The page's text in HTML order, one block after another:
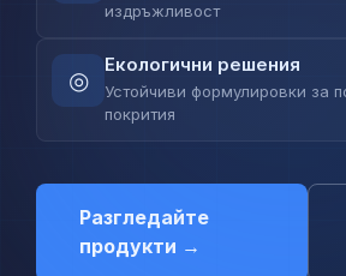
издръжливост
◎
Екологични решения
Устойчиви формулировки за
покрития
Разгледайте
продукти →